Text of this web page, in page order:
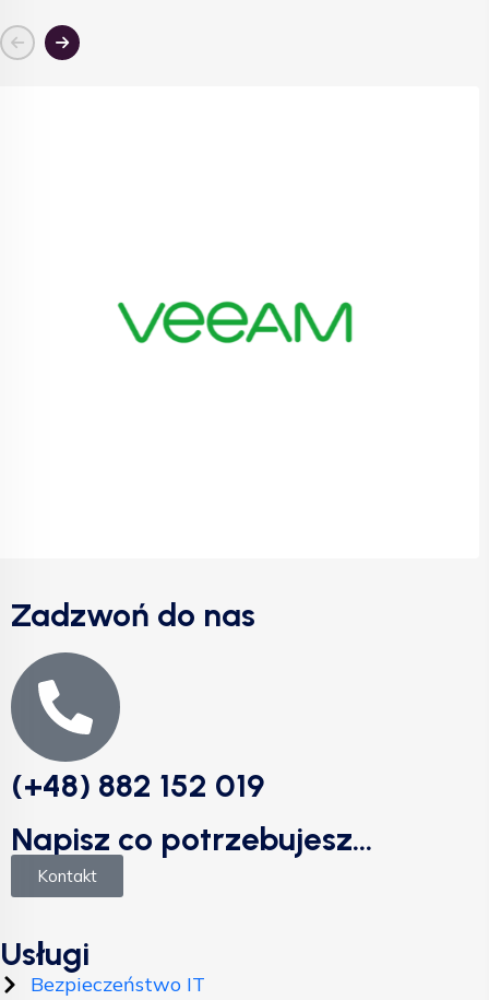
Zadzwoń do nas
(+48) 882 152 019
Napisz co potrzebujesz...
Kontakt
Usługi
Bezpieczeństwo IT